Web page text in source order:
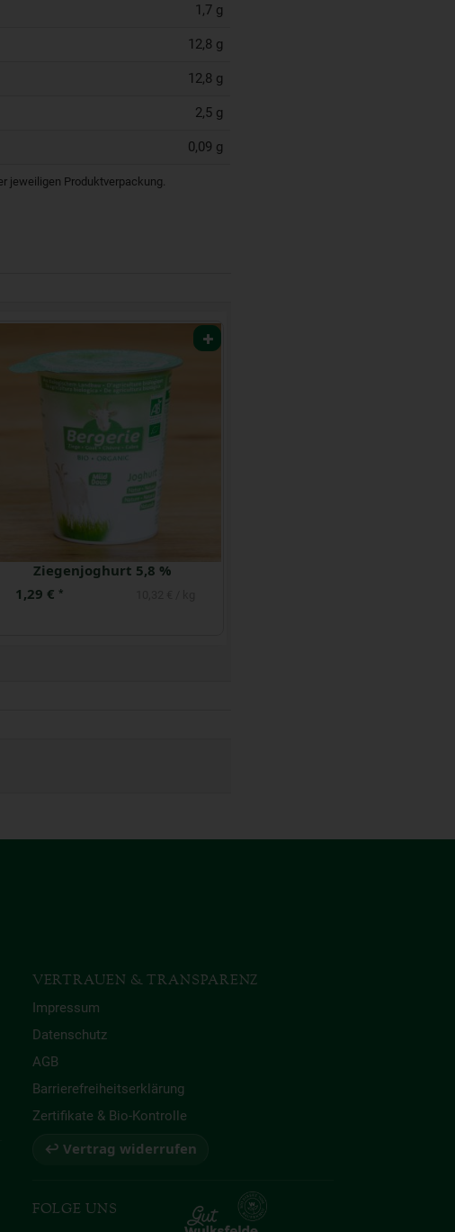
1,7 g
12,8 g
12,8 g
2,5 g
0,09 g
jeweiligen Produktverpackung.
2,89 € *
VERTRAUEN & TRANSPARENZ
Impressum
Datenschutz
AGB
Barrierefreiheitserklärung
Zertifikate & Bio-Kontrolle
↩ Vertrag widerrufen
FOLGE UNS